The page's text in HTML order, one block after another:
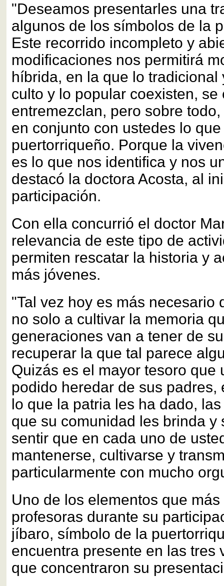
"Deseamos presentarles una
algunos de los símbolos de la
Este recorrido incompleto y
modificaciones nos permitirá
híbrida, en la que lo tradicional
culto y lo popular coexisten, se
entremezclan, pero sobre
en conjunto con ustedes lo
puertorriqueño. Porque la
es lo que nos identifica y nos
destacó la doctora Acosta, al
participación.
Con ella concurrió el doctor
relevancia de este tipo de
permiten rescatar la historia y
más jóvenes.
"Tal vez hoy es más necesario
no solo a cultivar la memoria
generaciones van a tener de
recuperar la que tal parece
Quizás es el mayor tesoro que
podido heredar de sus padres,
lo que la patria les ha dado,
que su comunidad les brinda y
sentir que en cada uno de
mantenerse, cultivarse y
particularmente con mucho
Uno de los elementos que
profesoras durante su
jíbaro, símbolo de la
encuentra presente en las tres
que concentraron su